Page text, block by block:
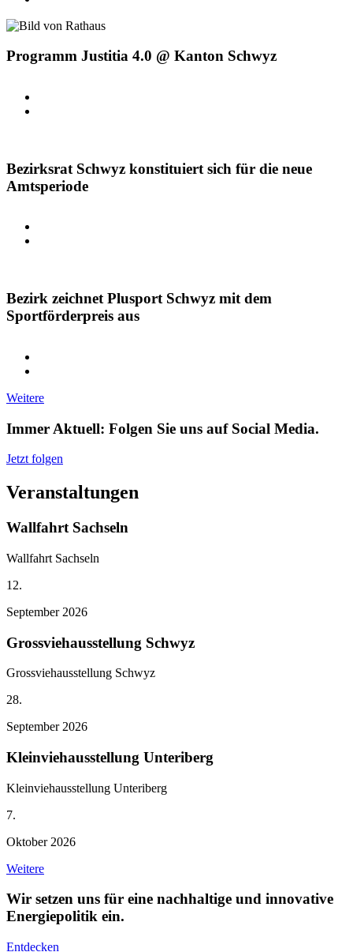
Programm Justitia 4.0 @ Kanton Schwyz
Bezirksrat Schwyz konstituiert sich für die neue
Amtsperiode
Bezirk zeichnet Plusport Schwyz mit dem
Sportförderpreis aus
Weitere
Immer Aktuell: Folgen Sie uns auf Social Media.
Jetzt folgen
Veranstaltungen
Wallfahrt Sachseln
Wallfahrt Sachseln
12.
September 2026
Grossviehausstellung Schwyz
Grossviehausstellung Schwyz
28.
September 2026
Kleinviehausstellung Unteriberg
Kleinviehausstellung Unteriberg
7.
Oktober 2026
Weitere
Wir setzen uns für eine nachhaltige und innovative
Energiepolitik ein.
Entdecken